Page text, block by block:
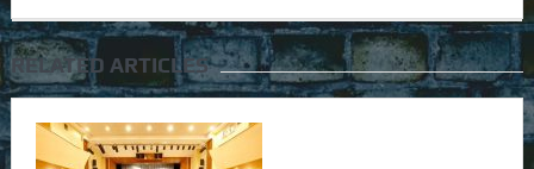
RELATED ARTICLES